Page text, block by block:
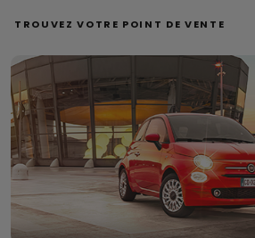
TROUVEZ VOTRE POINT DE VENTE